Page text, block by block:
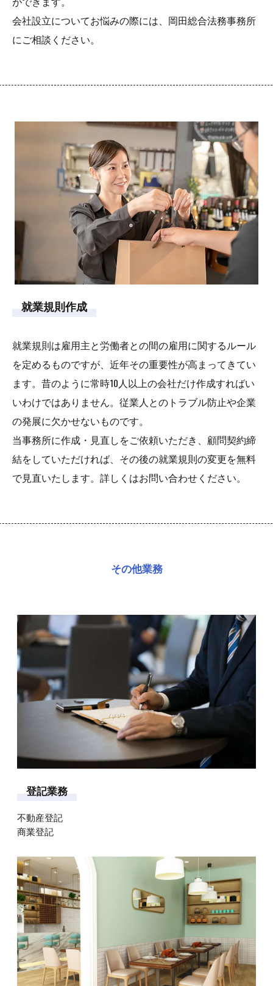
会社設立についてお悩みの際には、岡田総合法務事務所
にご相談ください。
就業規則作成
就業規則は雇用主と労働者との間の雇用に関するルール
を定めるものですが、近年その重要性が高まってきてい
ます。昔のように常時10人以上の会社だけ作成すればい
いわけではありません。従業人とのトラブル防止や企業
の発展に欠かせないものです。
当事務所に作成・見直しをご依頼いただき、顧問契約締
結をしていただければ、その後の就業規則の変更を無料
で見直いたします。詳しくはお問い合わせください。
その他業務
登記業務
不動産登記
商業登記